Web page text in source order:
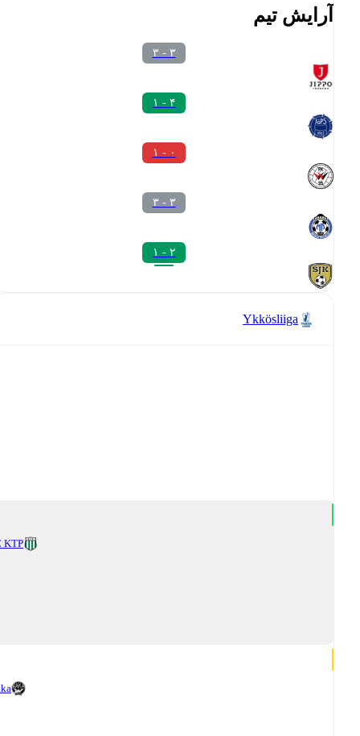
آرایش تیم
۳ - ۳
۴ - ۱
۰ - ۱
۳ - ۳
۲ - ۱
Ykkösliiga
KTP